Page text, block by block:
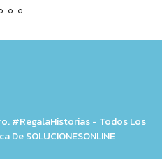
#RegalaHistorias - Todos Los
De SOLUCIONESONLINE